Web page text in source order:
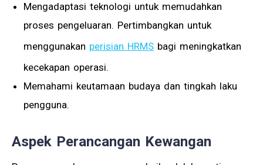
Mengadaptasi teknologi untuk memudahkan
proses pengeluaran. Pertimbangkan untuk
menggunakan perisian HRMS bagi meningkatkan
kecekapan operasi.
Memahami keutamaan budaya dan tingkah laku
pengguna.
Aspek Perancangan Kewangan